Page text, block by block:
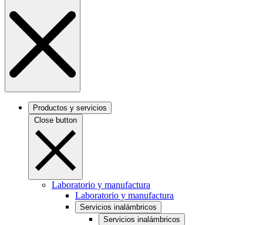
Productos y servicios
Close button
Laboratorio y manufactura
Laboratorio y manufactura
Servicios inalámbricos
Servicios inalámbricos